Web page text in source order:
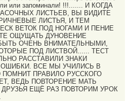
или запоминали! !!!....... И КОГДА
ЛИСТЬЕВ, ВЫ ВИДИТЕ
ЛИСТЬЯ, И ТЕМ
ВЕТОК ПОД НОГАМИ И ПЕНИЕ
ОЩУЩАТЬ ДУНОВЕНИЕ
ОЧЕНЬ ВНИМАТЕЛЬНЫМИ,
ПОД ЛИСТВОЙ...... ТЕСТ
РАССТАВИЛИ ЗНАКИ
ВСЕ МЫ УЧИЛИСЬ В
ПОМНИТ ПРАВИЛО РУССКОГО
ВЕДЬ ПОВТОРЕНИЕ МАТЬ
ЕЩЁ РАЗ ПОВТОРИМ УРОК